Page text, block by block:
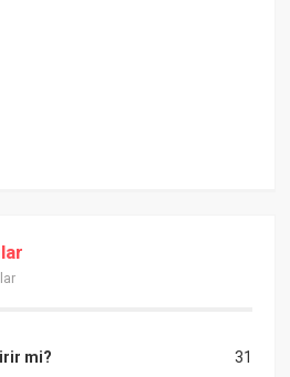
31
mi?